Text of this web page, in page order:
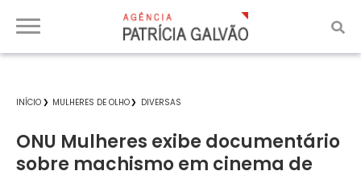
INÍCIO MULHERES DE OLHO DIVERSAS
ONU Mulheres exibe documentário
sobre machismo em cinema de